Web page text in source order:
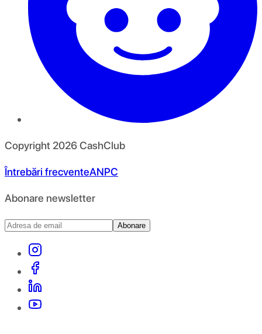
Copyright 2026CashClub
Întrebări frecventeANPC
Abonare newsletter
Abonare